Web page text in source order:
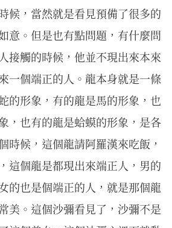
候，當然就是看見預備了很多的
意。但是也有點問題，有什麼問
接觸的時候，他並不現出來本來
一個端正的人。龍本身就是一條
的形象，有的龍是馬的形象，也
，也有的龍是蛤蟆的形象，是各
時候，這個龍請阿羅漢來吃飯，
這個龍是都現出來端正人，男的
的也是個端正的人，就是那個龍
美。這個沙彌看見了，沙彌不是